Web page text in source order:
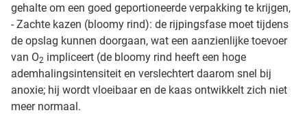
gehalte om een goed geportioneerde verpakking te krijgen,
- Zachte kazen (bloomy rind): de rijpingsfase moet tijdens
de opslag kunnen doorgaan, wat een aanzienlijke toevoer
van O2 impliceert (de bloomy rind heeft een hoge
ademhalingsintensiteit en verslechtert daarom snel bij
anoxie; hij wordt vloeibaar en de kaas ontwikkelt zich niet
meer normaal.